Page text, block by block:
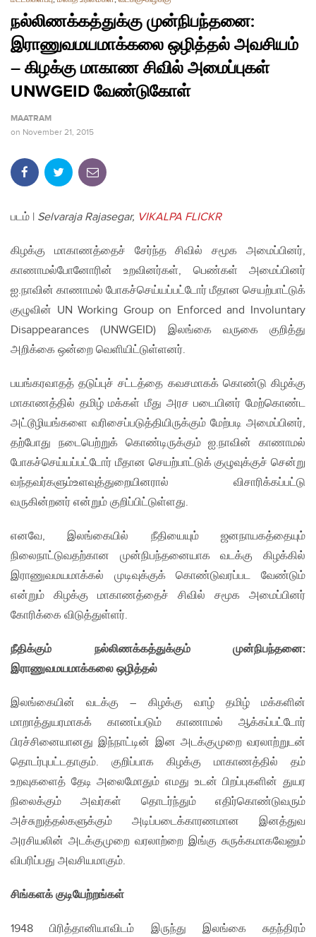
நல்லிணக்கத்துக்கு முன்நிபந்தனை:
இராணுவமயமாக்கலை ஒழித்தல் அவசியம்
– கிழக்கு மாகாண சிவில் அமைப்புகள்
UNWGEID வேண்டுகோள்
MAATRAM
on November 21, 2015
படம் | Selvaraja Rajasegar, VIKALPA FLICKR
கிழக்கு மாகாணத்தைச் சேர்ந்த சிவில் சமூக அமைப்பினர்,
காணாமல்போனோரின் உறவினர்கள், பெண்கள் அமைப்பினர்
ஐ.நாவின் காணாமல் போகச்செய்யப்பட்டோர் மீதான செயற்பாட்டுக்
குழுவின் UN Working Group on Enforced and Involuntary
Disappearances (UNWGEID) இலங்கை வருகை குறித்து
அறிக்கை ஒன்றை வெளியிட்டுள்ளனர்.
பயங்கரவாதத் தடுப்புச் சட்டத்தை கவசமாகக் கொண்டு கிழக்கு
மாகாணத்தில் தமிழ் மக்கள் மீது அரச படையினர் மேற்கொண்ட
அட்டூழியங்களை வரிசைப்படுத்தியிருக்கும் மேற்படி அமைப்பினர்,
தற்போது நடைபெற்றுக் கொண்டிருக்கும் ஐ.நாவின் காணாமல்
போகச்செய்யப்பட்டோர் மீதான செயற்பாட்டுக் குழுவுக்குச் சென்று
வந்தவர்களும்​உளவுத்துறையினரால் விசாரிக்கப்பட்டு
வருகின்றனர் என்றும் குறிப்பிட்டுள்ளது.
எனவே, இலங்கையில் நீதியையும் ஜனநாயகத்தையும்
நிலைநாட்டுவதற்கான முன்நிபந்தனையாக வடக்கு கிழக்கில்
இராணுவமயமாக்கல் முடிவுக்குக் கொண்டுவரப்பட வேண்டும்
என்றும் கிழக்கு மாகாணத்தைச் சிவில் சமூக அமைப்பினர்
கோரிக்கை விடுத்துள்ளர்.
நீதிக்கும் நல்லிணக்கத்துக்கும் முன்நிபந்தனை:
இராணுவமயமாக்கலை ஒழித்தல்
இலங்கையின் வடக்கு – கிழக்கு வாழ் தமிழ் மக்களின்
மாறாத்துயரமாகக் காணப்படும் காணாமல் ஆக்கப்பட்டோர்
பிரச்சினையானது இந்நாட்டின் இன அடக்குமுறை வரலாற்றுடன்
தொடர்புபட்டதாகும். குறிப்பாக கிழக்கு மாகாணத்தில் தம்
உறவுகளைத் தேடி அலைமோதும் எமது உடன் பிறப்புகளின் துயர
நிலைக்கும் அவர்கள் தொடர்ந்தும் எதிர்கொண்டுவரும்
அச்சுறுத்தல்களுக்கும் அடிப்படைக்காரணமான இனத்துவ
அரசியலின் அடக்குமுறை வரலாற்றை இங்கு சுருக்கமாகவேனும்
விபரிப்பது அவசியமாகும்.
சிங்களக் குடியேற்றங்கள்
1948 பிரித்தானியாவிடம் இருந்து இலங்கை சுதந்திரம்